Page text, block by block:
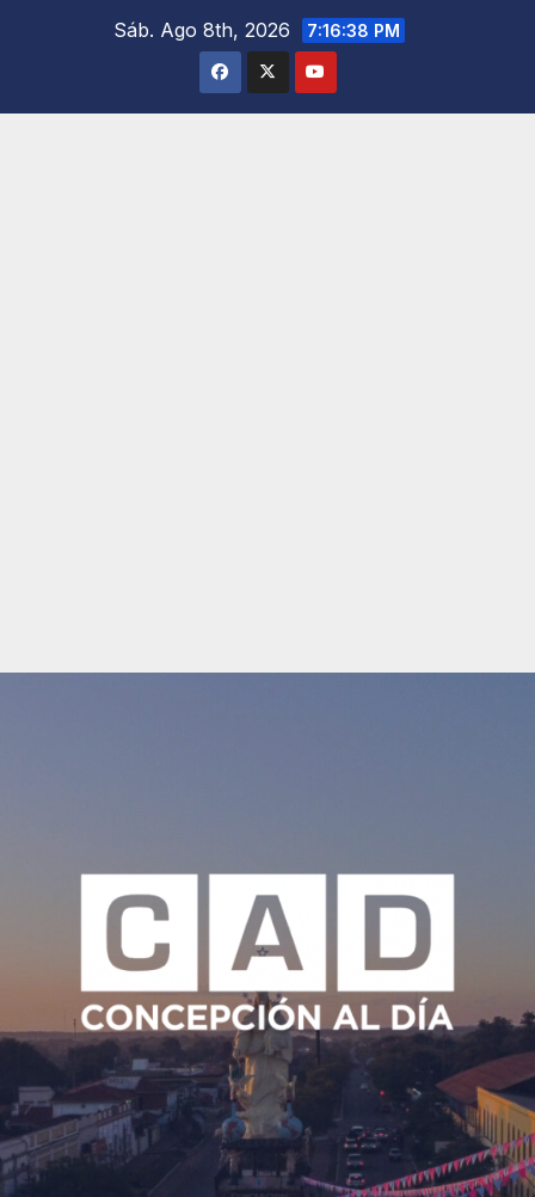
Sáb. Ago 8th, 2026 7:16:39 PM